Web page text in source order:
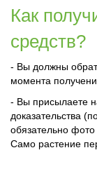
Как
средств?
- Вы должны
момента
- Вы присылаете
доказательства
обязательно фото
Само растение